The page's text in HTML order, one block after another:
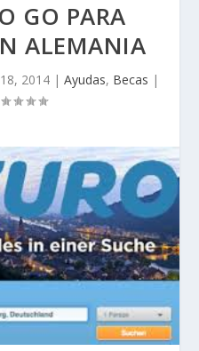
GO PARA
ALEMANIA
2014 | Ayudas, Becas |